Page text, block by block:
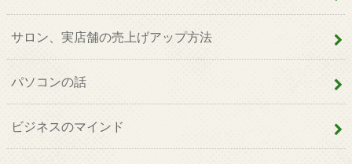
サロン、実店舗の売上げアップ方法
パソコンの話
ビジネスのマインド